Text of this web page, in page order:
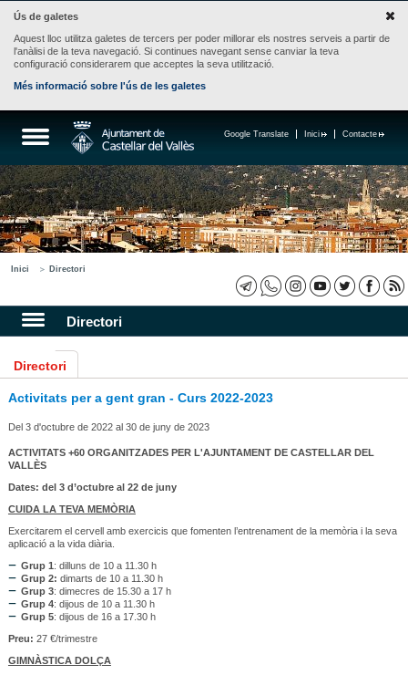
Ús de galetes
Aquest lloc utilitza galetes de tercers per poder millorar els nostres serveis a partir de
l'anàlisi de la teva navegació. Si continues navegant sense canviar la teva
configuració considerarem que acceptes la seva utilització.
Més informació sobre l'ús de les galetes
Contacte
Inici
Google Translate
Inici Directori
Directori
Directori
Activitats per a gent gran - Curs 2022-2023
Del 3 d'octubre de 2022 al 30 de juny de 2023
ACTIVITATS +60 ORGANITZADES PER L'AJUNTAMENT DE CASTELLAR DEL
VALLÈS
Dates: del 3 d’octubre al 22 de juny
CUIDA LA TEVA MEMÒRIA
Exercitarem el cervell amb exercicis que fomenten l’entrenament de la memòria i la seva
aplicació a la vida diària.
Grup 1: dilluns de 10 a 11.30 h
Grup 2: dimarts de 10 a 11.30 h
Grup 3: dimecres de 15.30 a 17 h
Grup 4: dijous de 10 a 11.30 h
Grup 5: dijous de 16 a 17.30 h
Preu: 27 €/trimestre
GIMNÀSTICA DOLÇA